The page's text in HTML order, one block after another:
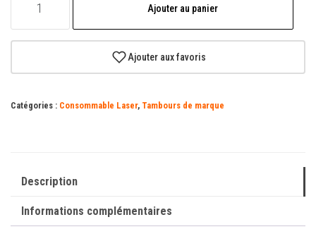
CS310/CS410/CS510/CX310/CX410/CX510
Développeur
Original
Ajouter au panier
Ajouter aux favoris
Catégories : Consommable Laser, Tambours de marque
Description
Informations complémentaires